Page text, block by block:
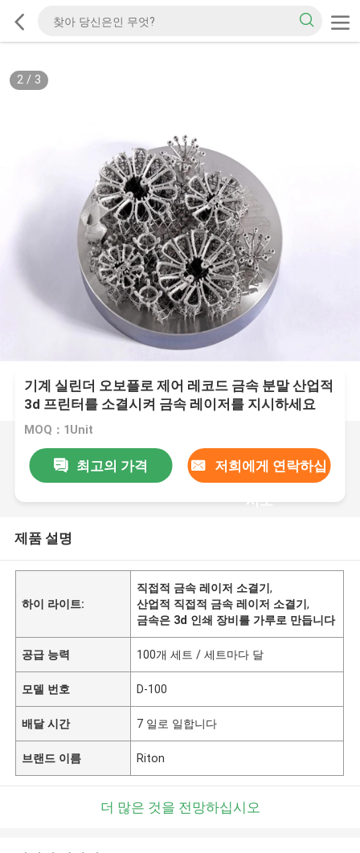
2/ 3
기계 실린더 오보플로 제어 레코드 금속 분말 산업적
3d 프린터를 소결시켜 금속 레이저를 지시하세요
MOQ：1Unit
최고의 가격 저희에게 연락하십
시오
제품 설명
하이 라이트:
직접적 금속 레이저 소결기,
산업적 직접적 금속 레이저 소결기,
금속은 3d 인쇄 장비를 가루로 만듭니다
공급 능력 100개 세트 / 세트마다 달
모델 번호 D-100
배달 시간 7 일로 일합니다
브랜드 이름 Riton
더 많은 것을 전망하십시오